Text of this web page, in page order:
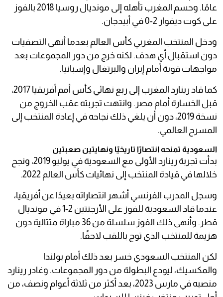
عامًا. وحسم المغرب تأهله إلى مونديال روسيا 2018 بالفوز
على كوت ديفوار 2-0 في أبيدجان.
ودخل المنتخب المغربي كأس العالم بعدما أنهى التصفيات
دون استقبال أي هدف. لكنه خرج من دور المجموعات بعد
مواجهات قوية أمام إيران والبرتغال وإسبانيا.
كما قاد رينارد المغرب إلى ربع نهائي كأس أمم أفريقيا 2017،
قبل الخسارة أمام مصر. وانتهت تجربته عقب الخروج من
نسخة 2019، دون أن يلغي ذلك نجاحه في إعادة المنتخب إلى
المسرح العالمي.
السعودية تمنحه انتصارًا تاريخيًا ونهايتين صعبتين
بدأت تجربة رينارد الأولى مع السعودية في يوليو 2019، ونجح
خلالها في قيادة المنتخب إلى نهائيات كأس العالم 2022.
وسجل المدرب الفرنسي أشهر انتصاراته بعيدًا عن أفريقيا،
عندما قاد السعودية للفوز على الأرجنتين 2-1 في مونديال
قطر. وأنهى ذلك الفوز سلسلة من 36 مباراة متتالية دون
هزيمة للمنتخب الذي توج باللقب لاحقًا.
لكن المنتخب السعودي خسر بعد ذلك أمام بولندا
والمكسيك، ليودع البطولة من دور المجموعات. وغادر رينارد
منصبه في مارس 2023، بعد أكثر من ثلاثة أعوام ونصف، من